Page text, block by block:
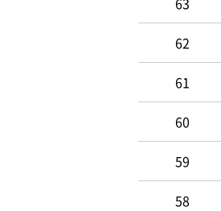
62
61
60
59
58